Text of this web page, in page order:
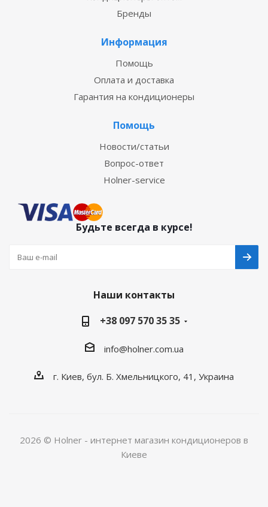
Бренды
Информация
Помощь
Оплата и доставка
Гарантия на кондиционеры
Помощь
Новости/статьи
Вопрос-ответ
Holner-service
Будьте всегда в курсе!
Наши контакты
+38 097 570 35 35
info@holner.com.ua
г. Киев, бул. Б. Хмельницкого, 41, Украина
2026 © Holner - интернет магазин кондиционеров в
Киеве